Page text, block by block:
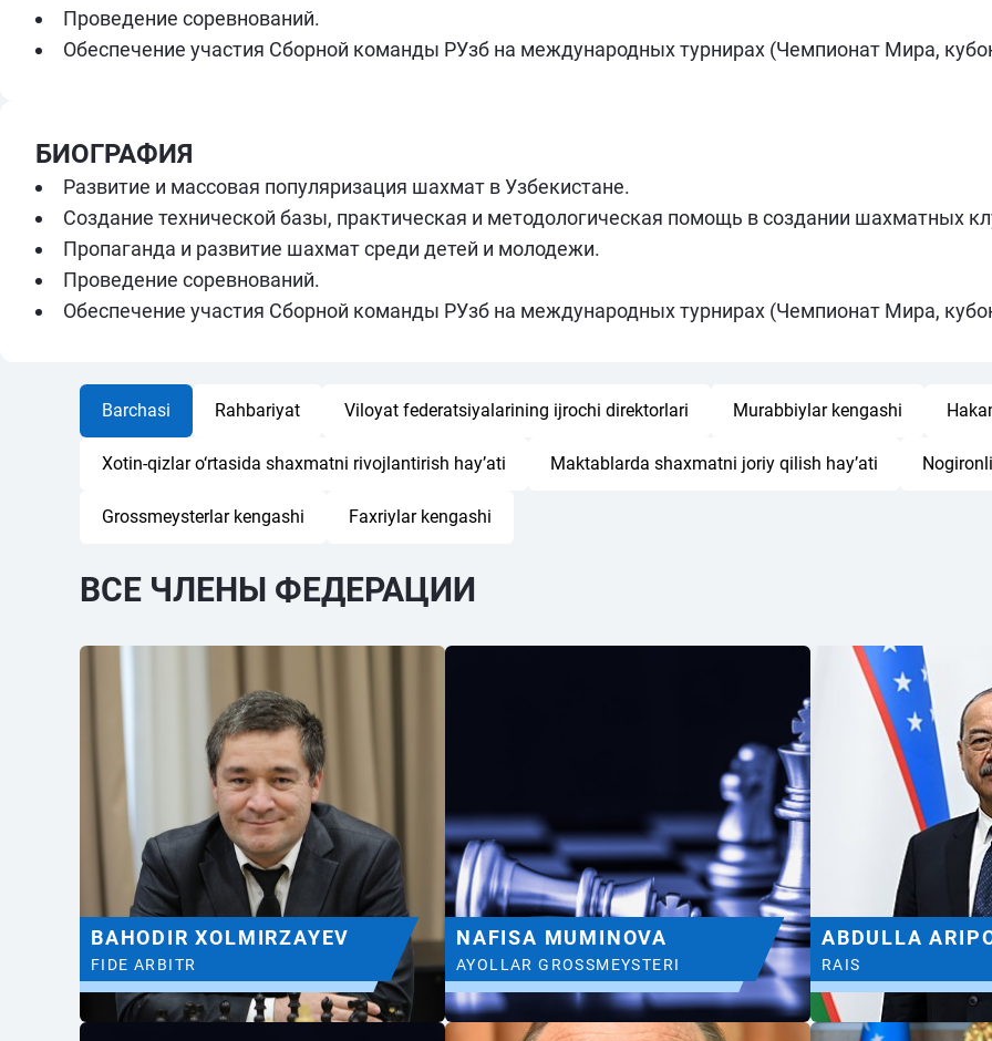
Проведение соревнований.
Обеспечение участия Сборной команды РУзб на международных турнирах (Чемпионат Мира,
БИОГРАФИЯ
Развитие и массовая популяризация шахмат в Узбекистане.
Создание технической базы, практическая и методологическая помощь в создании шахматных
Пропаганда и развитие шахмат среди детей и молодежи.
Проведение соревнований.
Обеспечение участия Сборной команды РУзб на международных турнирах (Чемпионат Мира,
Barchasi Rahbariyat Viloyat federatsiyalarining ijrochi direktorlari Murabbiylar kengashi
Xotin-qizlar o‘rtasida shaxmatni rivojlantirish hay’ati Maktablarda shaxmatni joriy qilish hay’ati
Grossmeysterlar kengashi Faxriylar kengashi
ВСЕ ЧЛЕНЫ ФЕДЕРАЦИИ
BAHODIR XOLMIRZAYEV
FIDE ARBITR
NAFISA MUMINOVA
AYOLLAR GROSSMEYSTERI
ABDULLA
RAIS